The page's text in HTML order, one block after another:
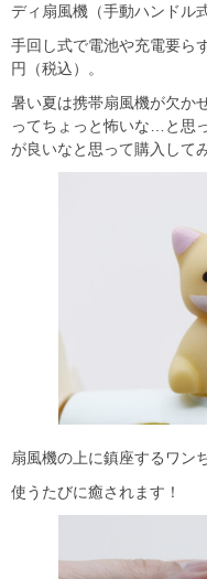
ディ扇風機（手動ハンドル
手回し式で電池や充電要ら
円（税込）。
暑い夏は携帯扇風機が欠か
ってちょっと怖いな…と思
が良いなと思って購入して
扇風機の上に鎮座するワ
使うたびに癒されます！